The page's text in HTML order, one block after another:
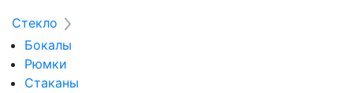
Стекло
Бокалы
Рюмки
Стаканы